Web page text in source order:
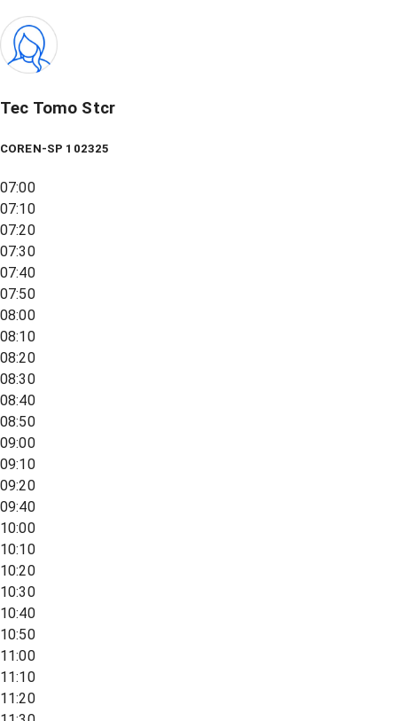
Tec Tomo Stcr
COREN-SP 102325
07:00
07:10
07:20
07:30
07:40
07:50
08:00
08:10
08:20
08:30
08:40
08:50
09:00
09:10
09:20
09:40
10:00
10:10
10:20
10:30
10:40
10:50
11:00
11:10
11:20